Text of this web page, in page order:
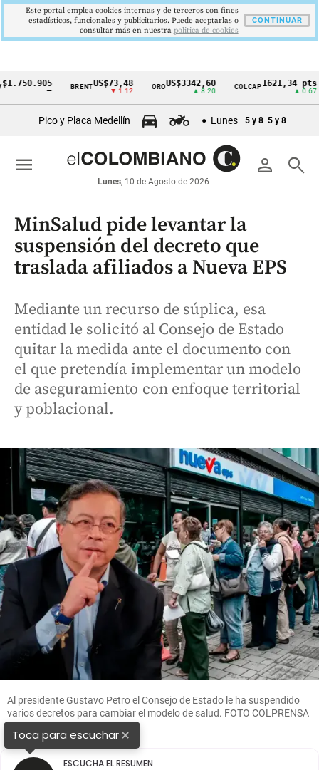
Cintillo
económicos
Colombia
BRENTUS$73,48
▼ 1.12
US$3342,60
▲ 8.20
COLCAP 1621,34 pts
▲ 0.67
Pico y Placa Medellín Lunes 5 y 8 5 y 8
person search
Lunes, 10 de Agosto de 2026
menu
MinSalud pide levantar la
suspensión del decreto que
traslada afiliados a Nueva EPS
Mediante un recurso de súplica, esa
entidad le solicitó al Consejo de Estado
quitar la medida ante el documento con
el que pretendía implementar un modelo
de aseguramiento con enfoque territorial
y poblacional.
Al presidente Gustavo Petro el Consejo de Estado le ha suspendido
varios decretos para cambiar el modelo de salud. FOTO COLPRENSA
Toca para escuchar×
ESCUCHA EL RESUMEN
Este portal emplea cookies internas y de terceros con fines
estadísticos, funcionales y publicitarios. Puede aceptarlas o
consultar más en nuestra politica de cookies
CONTINUAR